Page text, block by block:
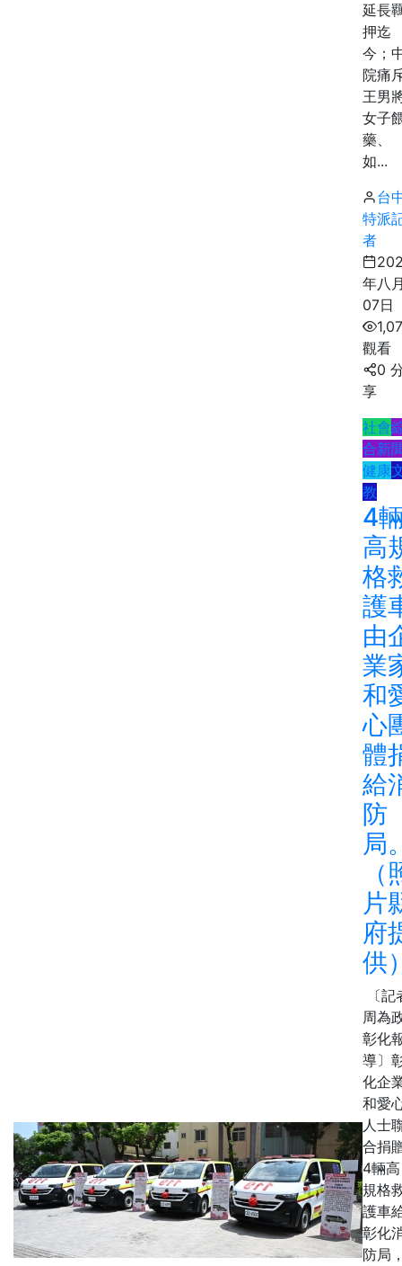
延長
押迄
今；
院痛
王男
女子
藥、
如...
台
特派
者
年八
07日
觀看
0
享
社會
合新
健康
教
4
高
格
護
由
業
和
心
體
給
防
局
（
片
府
供
〔記
周為
彰化
導〕
化企
和愛
人士
合捐
4輛高
規格
護車
彰化
防局